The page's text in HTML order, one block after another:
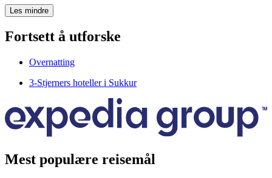
Les mindre
Fortsett å utforske
Overnatting
3-Stjerners hoteller i Sukkur
Mest populære reisemål